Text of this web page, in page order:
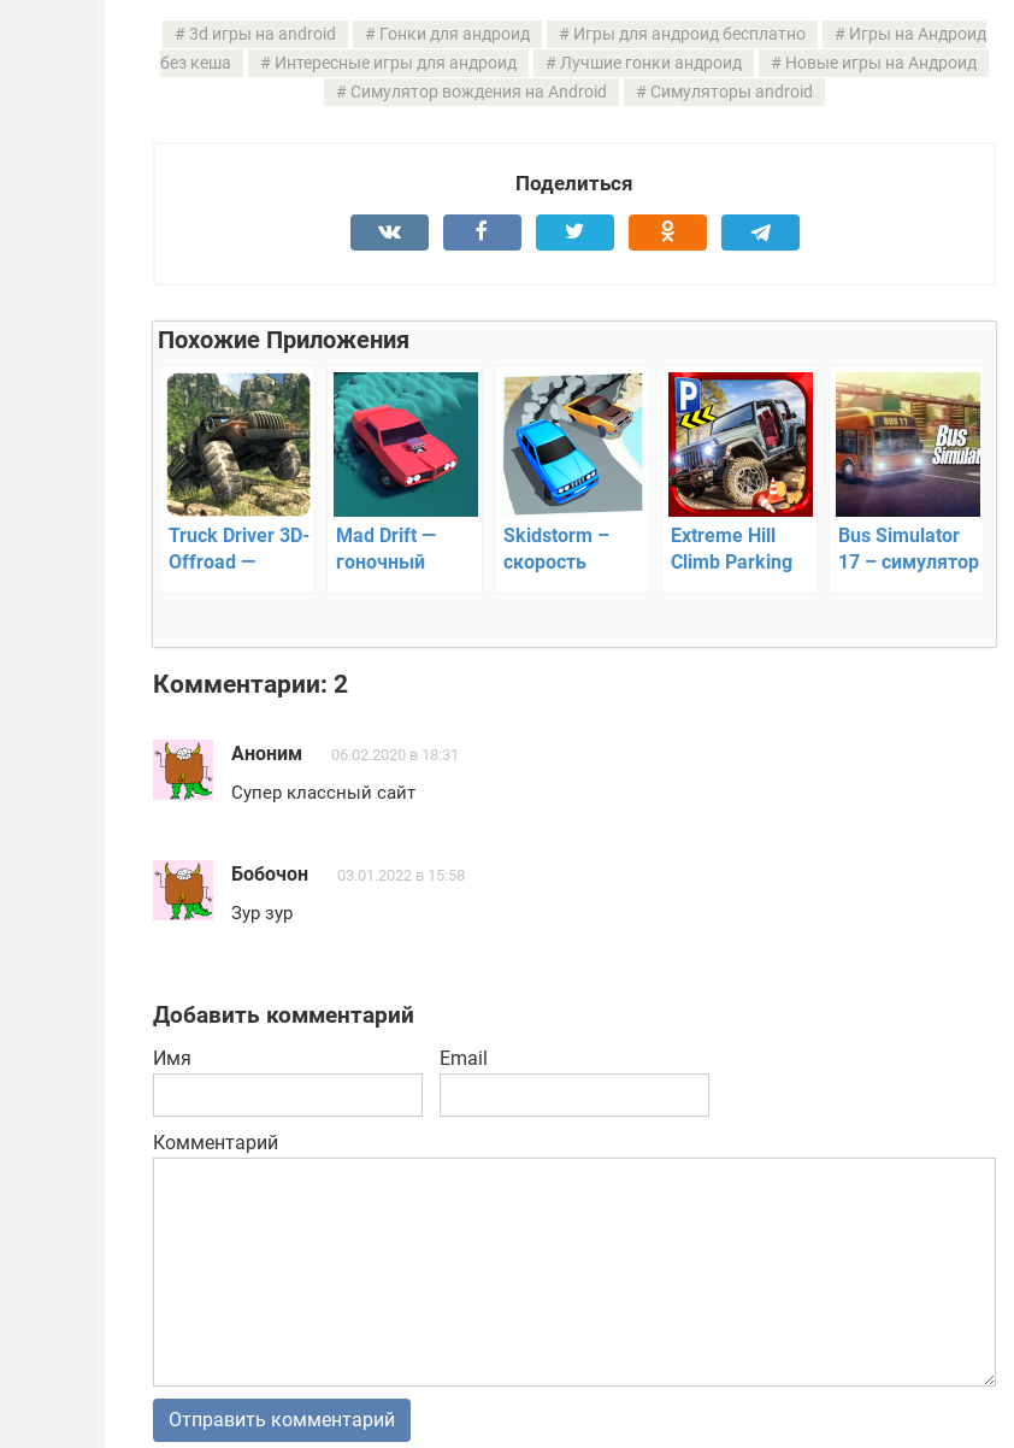
3d игры на android Гонки для андроид Игры для андроид бесплатно
Игры на Андроид
без кеша
Интересные игры для андроид Лучшие гонки андроид
Новые игры на Андроид
Симулятор вождения на Android
Симуляторы android
Поделиться
Похожие Приложения
Truck Driver 3D-
Offroad —
Mad Drift —
гоночный
Skidstorm –
скорость
Extreme Hill
Climb Parking
Bus Simulator
17 – симулятор
Комментарии: 2
Аноним 06.02.2020 в 18:31
Супер классный сайт
Бобочон 03.01.2022 в 15:58
Зур зур
Добавить комментарий
Имя Email
Комментарий